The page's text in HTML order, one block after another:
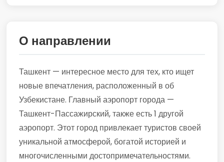
О направлении
Ташкент — интересное место для тех, кто ищет
новые впечатления, расположенный в об
Узбекистане. Главный аэропорт города —
Ташкент-Пассажирский, также есть 1 другой
аэропорт. Этот город привлекает туристов своей
уникальной атмосферой, богатой историей и
многочисленными достопримечательностями.